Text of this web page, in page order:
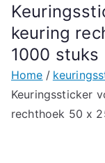
keuring
1000 stuks
Home
Keuringssticker
rechthoek 50 x